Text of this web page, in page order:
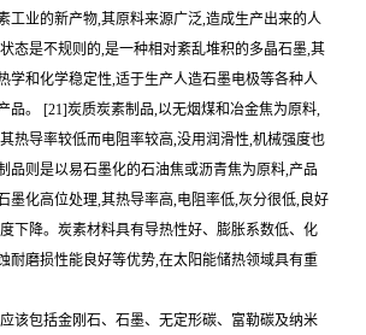
工业的新产物,其原料来源广泛,造成生产出来的人
态是不规则的,是一种相对紊乱堆积的多晶石墨,其
学和化学稳定性,适于生产人造石墨电极等各种人
品。 [21]炭质炭素制品,以无烟煤和冶金焦为原料,
热导率较低而电阻率较高,没用润滑性,机械强度也
品则是以易石墨化的石油焦或沥青焦为原料,产品
墨化高位处理,其热导率高,电阻率低,灰分很低,良好
下降。炭素材料具有导热性好、膨胀系数低、化
耐磨损性能良好等优势,在太阳能储热领域具有重
该包括金刚石、石墨、无定形碳、富勒碳及纳米